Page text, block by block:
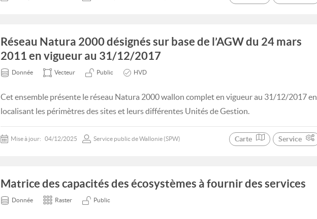
Réseau Natura 2000 désignés sur base de l’AGW du 24 mars
2011 en vigueur au 31/12/2017
Donnée Vecteur Public HVD
Cet ensemble présente le réseau Natura 2000 wallon complet en vigueur au 31/12/2017 en
localisant les périmètres des sites et leurs différentes Unités de Gestion.
Mise à jour: 04/12/2025 Service public de Wallonie (SPW) Carte Service
Matrice des capacités des écosystèmes à fournir des services
Donnée Raster Public